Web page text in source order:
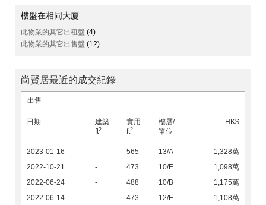
樓盤在相同大廈
此物業的其它出租盤 (4)
此物業的其它出售盤 (12)
尚賢居最近的成交紀錄
出售
日期
建築
ft2
實用
ft2
樓層/
單位
HK$
2023-01-16 - 565 13/A
1,328萬
2022-10-21
- 473 10/E
1,098萬
2022-06-24
- 488 10/B
1,175萬
2022-06-14
- 473 12/E
1,108萬